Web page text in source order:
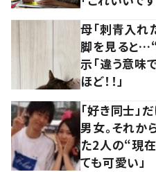
母「刺青入れ
脚を見ると
示「違う意味
ほど！！」
「好き同士」
男女。それ
た2人の“現
ても可愛い」